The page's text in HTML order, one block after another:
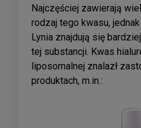
Najczęściej zawierają
rodzaj tego kwasu,
Lynia znajdują się
tej substancji. Kwas
liposomalnej znalazł
produktach, m.in.: